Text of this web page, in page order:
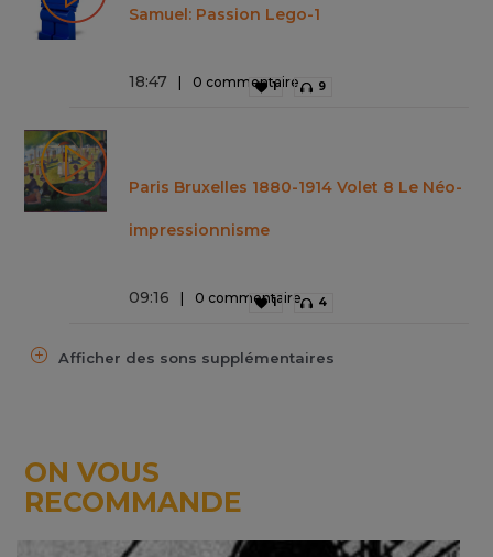
Samuel: Passion Lego-1
18:47 0 commentaire
1 9
Paris Bruxelles 1880-1914 Volet 8 Le Néo-
impressionnisme
09:16 0 commentaire
1 4
Afficher des sons supplémentaires
ON VOUS
RECOMMANDE